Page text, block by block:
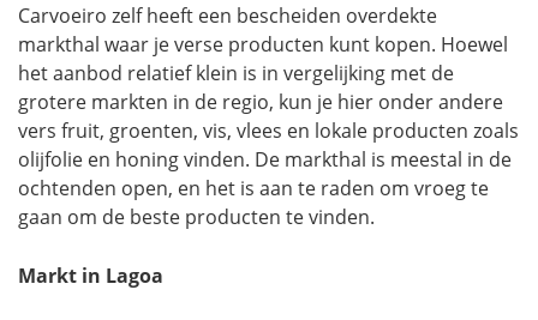
Carvoeiro zelf heeft een bescheiden overdekte
markthal waar je verse producten kunt kopen. Hoewel
het aanbod relatief klein is in vergelijking met de
grotere markten in de regio, kun je hier onder andere
vers fruit, groenten, vis, vlees en lokale producten zoals
olijfolie en honing vinden. De markthal is meestal in de
ochtenden open, en het is aan te raden om vroeg te
gaan om de beste producten te vinden.
Markt in Lagoa